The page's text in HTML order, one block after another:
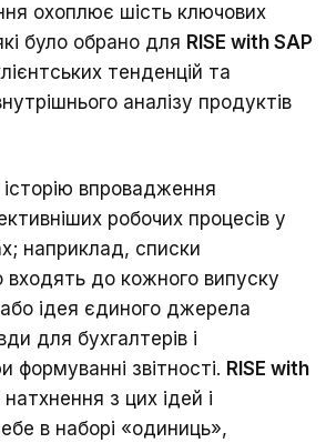
охоплює шість ключових
було обрано для RISE with SAP
тенденцій та
аналізу продуктів
впровадження
робочих процесів у
наприклад, списки
до кожного випуску
ідея єдиного джерела
для бухгалтерів і
формуванні звітності. RISE with
з цих ідей і
в наборі «одиниць»,